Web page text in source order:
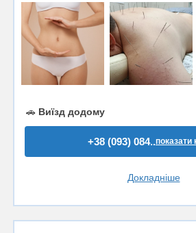
🚗 Виїзд додому
+38 (093) 084..показати
Докладніше